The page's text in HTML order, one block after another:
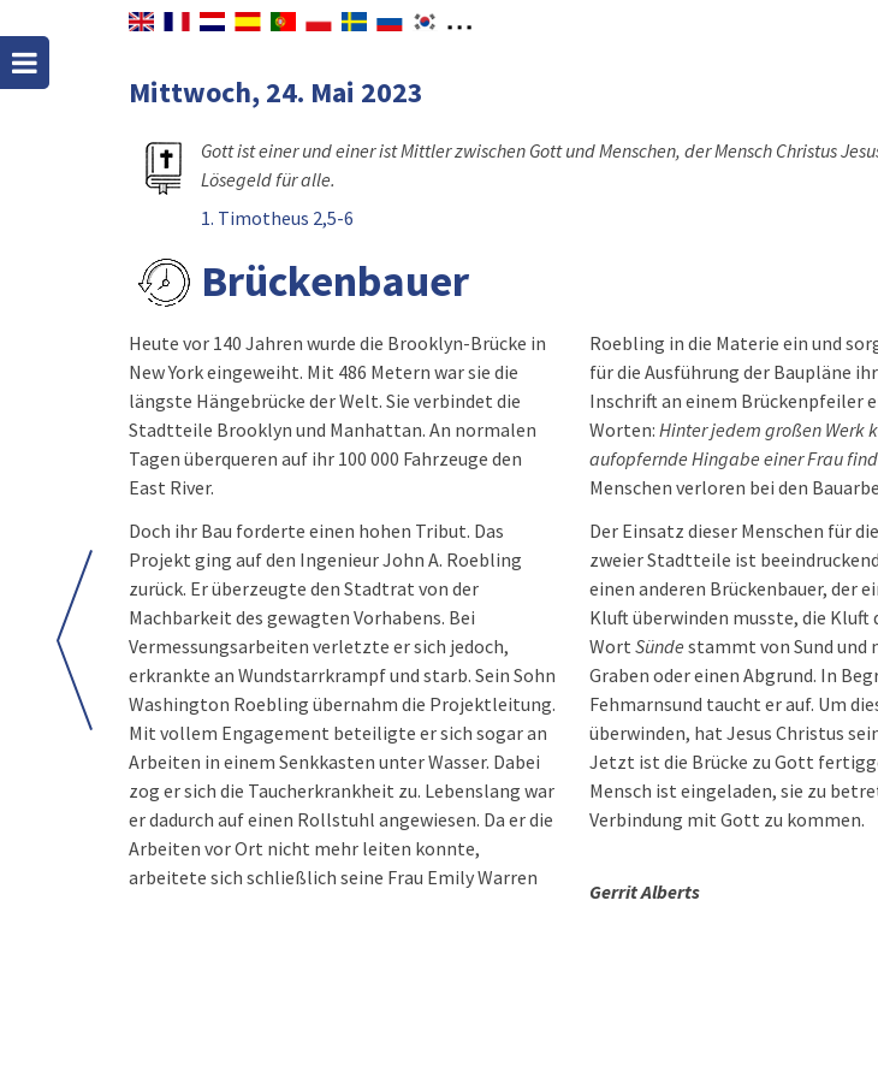
Mittwoch, 24. Mai 2023
Gott ist einer und einer ist Mittler zwischen Gott und Menschen, der Mensch Christus
Lösegeld für alle.
1. Timotheus 2,5-6
Brückenbauer
Heute vor 140 Jahren wurde die Brooklyn-Brücke in
New York eingeweiht. Mit 486 Metern war sie die
längste Hängebrücke der Welt. Sie verbindet die
Stadtteile Brooklyn und Manhattan. An normalen
Tagen überqueren auf ihr 100 000 Fahrzeuge den
East River.
Doch ihr Bau forderte einen hohen Tribut. Das
Projekt ging auf den Ingenieur John A. Roebling
zurück. Er überzeugte den Stadtrat von der
Machbarkeit des gewagten Vorhabens. Bei
Vermessungsarbeiten verletzte er sich jedoch,
erkrankte an Wundstarrkrampf und starb. Sein Sohn
Washington Roebling übernahm die Projektleitung.
Mit vollem Engagement beteiligte er sich sogar an
Arbeiten in einem Senkkasten unter Wasser. Dabei
zog er sich die Taucherkrankheit zu. Lebenslang war
er dadurch auf einen Rollstuhl angewiesen. Da er die
Arbeiten vor Ort nicht mehr leiten konnte,
arbeitete sich schließlich seine Frau Emily Warren
Roebling in die Materie ein und
für die Ausführung der Baupläne
Inschrift an einem Brückenpfeiler
Worten:Hinter jedem großen Werk
aufopfernde Hingabe einer Frau
Menschen verloren bei den
Der Einsatz dieser Menschen für
zweier Stadtteile ist
einen anderen Brückenbauer, der
Kluft überwinden musste, die Kluft
WortSündestammt von Sund und
Graben oder einen Abgrund. In
Fehmarnsund taucht er auf. Um
überwinden, hat Jesus Christus
Jetzt ist die Brücke zu Gott
Mensch ist eingeladen, sie zu
Verbindung mit Gott zu kommen.
Gerrit Alberts